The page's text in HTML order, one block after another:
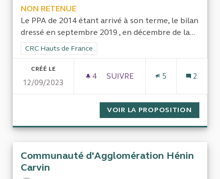
NON RETENUE
Le PPA de 2014 étant arrivé à son terme, le bilan
dressé en septembre 2019 , en décembre de la...
Filtrer les résultats de la catégorie : CRC Hauts de France
CRC Hauts de France
CRÉÉ LE
12/09/2023
4 4 ABONNÉS
SUIVRE 5 2
VOIR LA PROPOSITION
Communauté d'Agglomération Hénin
Carvin